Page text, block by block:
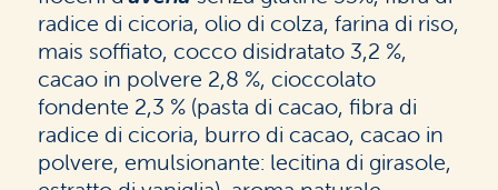
radice di cicoria, olio di colza, farina di riso,
mais soffiato, cocco disidratato 3,2 %,
cacao in polvere 2,8 %, cioccolato
fondente 2,3 % (pasta di cacao, fibra di
radice di cicoria, burro di cacao, cacao in
polvere, emulsionante: lecitina di girasole,